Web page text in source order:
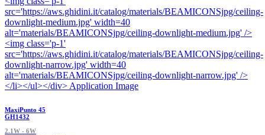
MaxiPunto 45
GH1432
2.1W - 6W